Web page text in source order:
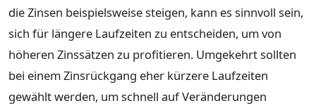
die Zinsen beispielsweise steigen, kann es sinnvoll sein,
sich für längere Laufzeiten zu entscheiden, um von
höheren Zinssätzen zu profitieren. Umgekehrt sollten
bei einem Zinsrückgang eher kürzere Laufzeiten
gewählt werden, um schnell auf Veränderungen